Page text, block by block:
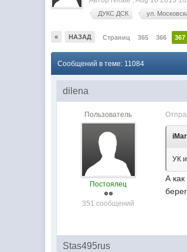
ДУКС ДСК ул.
« НАЗАД Страниц 365 366 367
Сообщений в теме: 11084
dilena
Пользователь
Постоялец
351 сообщений
УК
А
Stas495rus